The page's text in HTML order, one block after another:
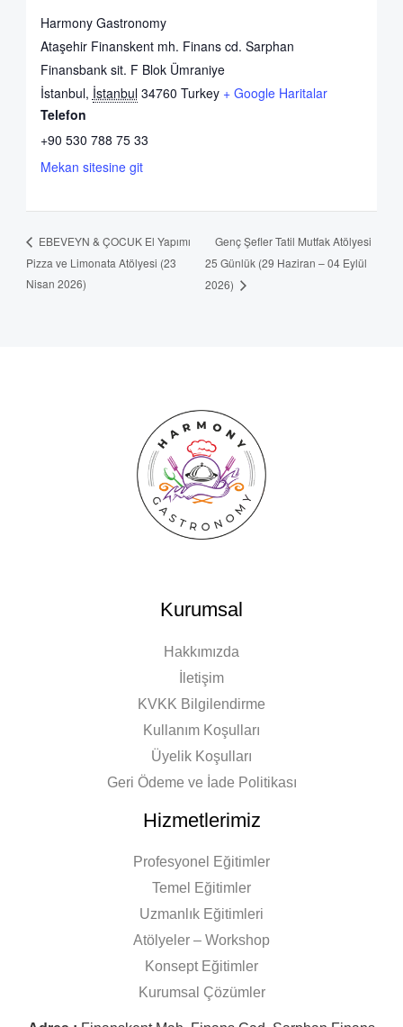
Harmony Gastronomy
Ataşehir Finanskent mh. Finans cd. Sarphan
Finansbank sit. F Blok Ümraniye
İstanbul, İstanbul 34760 Turkey + Google Haritalar
Telefon
+90 530 788 75 33
Mekan sitesine git
EBEVEYN & ÇOCUK El Yapımı
Pizza ve Limonata Atölyesi (23
Nisan 2026)
Genç Şefler Tatil Mutfak Atölyesi
25 Günlük (29 Haziran – 04 Eylül
2026)
Kurumsal
Hakkımızda
İletişim
KVKK Bilgilendirme
Kullanım Koşulları
Üyelik Koşulları
Geri Ödeme ve İade Politikası
Hizmetlerimiz
Profesyonel Eğitimler
Temel Eğitimler
Uzmanlık Eğitimleri
Atölyeler – Workshop
Konsept Eğitimler
Kurumsal Çözümler